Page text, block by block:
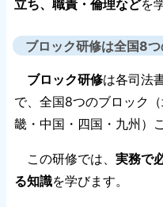
立ち、職責・倫理などを
ブロック研修は全国8
ブロック研修は各司法
で、全国8つのブロック
畿・中国・四国・九州）
この研修では、 実務で
る知識を学びます。